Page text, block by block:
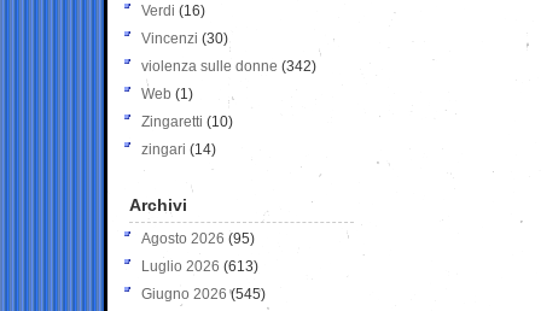
Verdi (16)
Vincenzi (30)
violenza sulle donne (342)
Web (1)
Zingaretti (10)
zingari (14)
Archivi
Agosto 2026 (95)
Luglio 2026 (613)
Giugno 2026 (545)